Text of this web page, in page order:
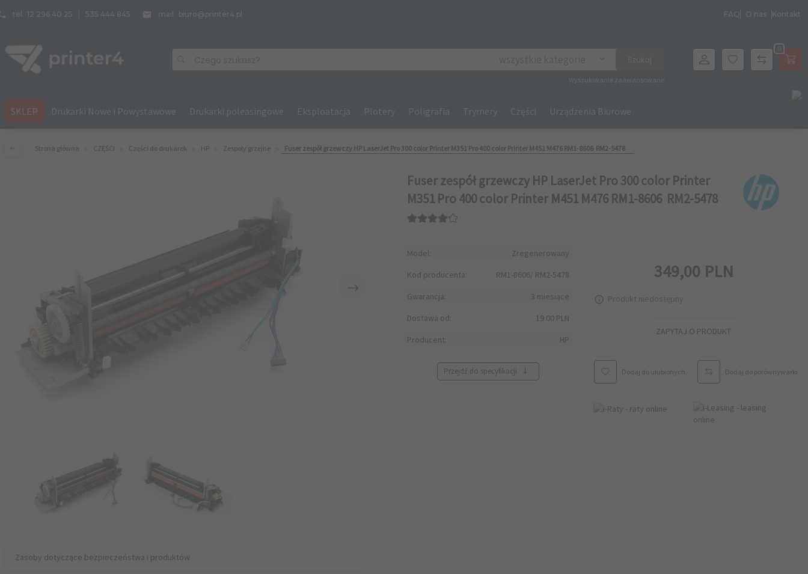
tel. 12 296 40 25 535 444 845 mail: biuro@printer4.pl FAQ O nas Kontakt
Wyszukiwanie zaawansowane
0
SKLEP Drukarki Nowe i Powystawowe Drukarki poleasingowe Eksploatacja Plotery Poligrafia Trymery Części Urządzenia Biurowe
Strona główna CZĘŚCI Części do drukarek HP Zespoły grzejne Fuser zespół grzewczy HP LaserJet Pro 300 color Printer M351 Pro 400 color Printer M451 M476 RM1-8606 RM2-5478
Zasoby dotyczące bezpieczeństwa i produktów
Fuser zespół grzewczy HP LaserJet Pro 300 color Printer
M351 Pro 400 color Printer M451 M476 RM1-8606 RM2-5478
Model:
Zregenerowany
Kod producenta:
RM1-8606/ RM2-5478
Gwarancja:
3 miesiące
Dostawa od:
19.00 PLN
Producent:
HP
Przejdź do specyfikacji
349,00 PLN
Produkt niedostępny
ZAPYTAJ O PRODUKT
Dodaj do ulubionych Dodaj do porównywarki